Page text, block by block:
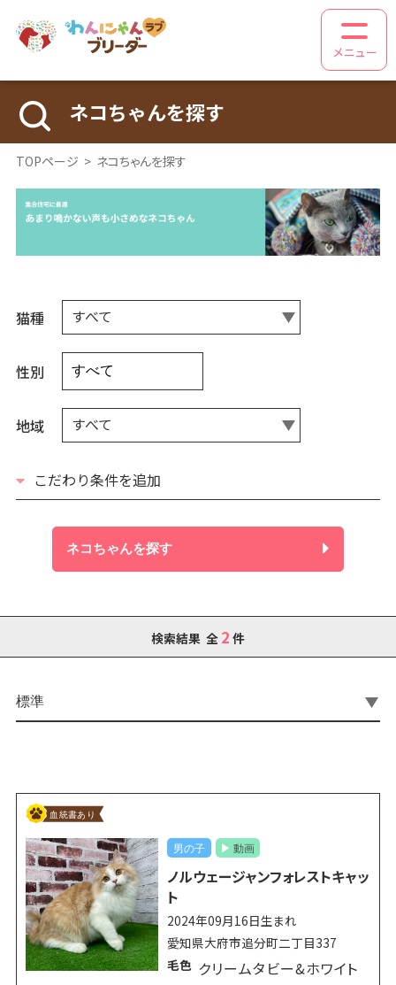
メニュー
ネコちゃんを探す
TOPページ > ネコちゃんを探す
猫種 すべて
性別
地域 すべて
こだわり条件を追加
ネコちゃんを探す
検索結果 全 2 件
ノルウェージャンフォレストキャッ
ト
2024年09月16日生まれ
愛知県大府市追分町二丁目337
毛色 クリームタビー&ホワイト